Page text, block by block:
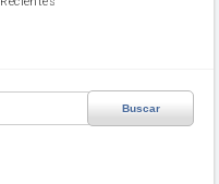
Buscar